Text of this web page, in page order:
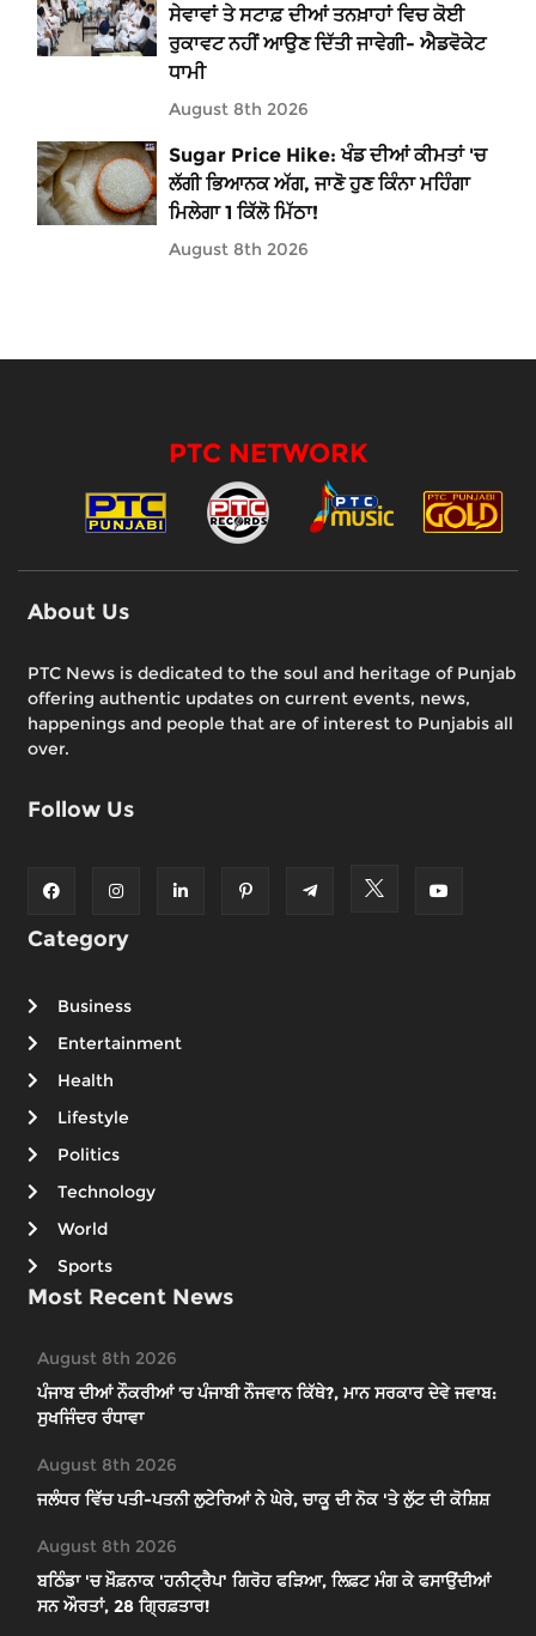
ਸੇਵਾਵਾਂ ਤੇ ਸਟਾਫ਼ ਦੀਆਂ ਤਨਖ਼ਾਹਾਂ ਵਿਚ ਕੋਈ
ਰੁਕਾਵਟ ਨਹੀਂ ਆਉਣ ਦਿੱਤੀ ਜਾਵੇਗੀ- ਐਡਵੋਕੇਟ
ਧਾਮੀ
August 8th 2026
Sugar Price Hike: ਖੰਡ ਦੀਆਂ ਕੀਮਤਾਂ 'ਚ
ਲੱਗੀ ਭਿਆਨਕ ਅੱਗ, ਜਾਣੋ ਹੁਣ ਕਿੰਨਾ ਮਹਿੰਗਾ
ਮਿਲੇਗਾ 1 ਕਿੱਲੋ ਮਿੱਠਾ!
August 8th 2026
PTC NETWORK
About Us
PTC News is dedicated to the soul and heritage of Punjab
offering authentic updates on current events, news,
happenings and people that are of interest to Punjabis all
over.
Follow Us
Category
Business
Entertainment
Health
Lifestyle
Politics
Technology
World
Sports
Most Recent News
August 8th 2026
ਪੰਜਾਬ ਦੀਆਂ ਨੌਕਰੀਆਂ ’ਚ ਪੰਜਾਬੀ ਨੌਜਵਾਨ ਕਿੱਥੇ?, ਮਾਨ ਸਰਕਾਰ ਦੇਵੇ ਜਵਾਬ:
ਸੁਖਜਿੰਦਰ ਰੰਧਾਵਾ
August 8th 2026
ਜਲੰਧਰ ਵਿੱਚ ਪਤੀ-ਪਤਨੀ ਲੁਟੇਰਿਆਂ ਨੇ ਘੇਰੇ, ਚਾਕੂ ਦੀ ਨੋਕ 'ਤੇ ਲੁੱਟ ਦੀ ਕੋਸ਼ਿਸ਼
August 8th 2026
ਬਠਿੰਡਾ 'ਚ ਖ਼ੌਫ਼ਨਾਕ 'ਹਨੀਟ੍ਰੈਪ' ਗਿਰੋਹ ਫੜਿਆ, ਲਿਫ਼ਟ ਮੰਗ ਕੇ ਫਸਾਉਂਦੀਆਂ
ਸਨ ਔਰਤਾਂ, 28 ਗ੍ਰਿਫ਼ਤਾਰ!